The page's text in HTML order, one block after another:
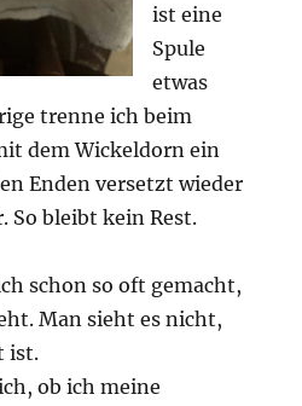
ist eine
Spule
etwas
trenne ich beim
dem Wickeldorn ein
Enden versetzt wieder
So bleibt kein Rest.
schon so oft gemacht,
Man sieht es nicht,
ist.
ob ich meine